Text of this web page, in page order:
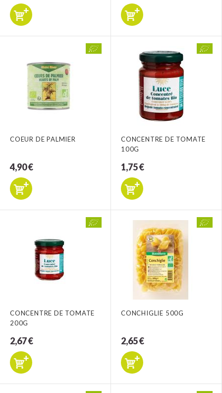
COEUR DE PALMIER
4,90 €
CONCENTRE DE TOMATE
100G
1,75 €
CONCENTRE DE TOMATE
200G
2,67 €
CONCHIGLIE 500G
2,65 €